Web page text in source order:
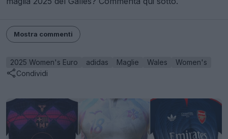
Mostra commenti
2025 Women's Euro adidas Maglie Wales
Women's
Condividi